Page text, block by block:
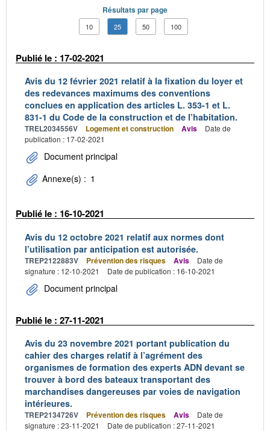
Résultats par page
10 25 50 100
Publié le : 17-02-2021
Avis du 12 février 2021 relatif à la fixation du loyer et
des redevances maximums des conventions
conclues en application des articles L. 353-1 et L.
831-1 du Code de la construction et de l’habitation.
TREL2034556V Logement et construction Avis
Date de
publication : 17-02-2021
Document principal
Annexe(s) : 1
Publié le : 16-10-2021
Avis du 12 octobre 2021 relatif aux normes dont
l’utilisation par anticipation est autorisée.
TREP2122883V Prévention des risques Avis
Date de
signature : 12-10-2021
Date de publication : 16-10-2021
Document principal
Publié le : 27-11-2021
Avis du 23 novembre 2021 portant publication du
cahier des charges relatif à l’agrément des
organismes de formation des experts ADN devant se
trouver à bord des bateaux transportant des
marchandises dangereuses par voies de navigation
intérieures.
TREP2134726V Prévention des risques Avis
Date de
signature : 23-11-2021
Date de publication : 27-11-2021